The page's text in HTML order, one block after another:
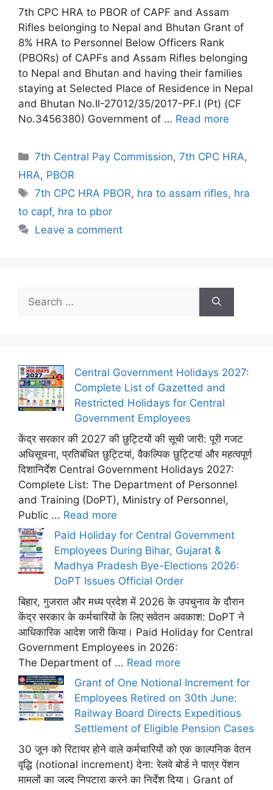
7th CPC HRA to PBOR of CAPF and Assam
Rifles belonging to Nepal and Bhutan Grant of
8% HRA to Personnel Below Officers Rank
(PBORs) of CAPFs and Assam Rifles belonging
to Nepal and Bhutan and having their families
staying at Selected Place of Residence in Nepal
and Bhutan No.II-27012/35/2017-PF.I (Pt) (CF
No.3456380) Government of … Read more
Categories
7th Central Pay Commission,7th CPC HRA,
HRA, PBOR
Tags
7th CPC HRA PBOR, hra to assam rifles, hra
to capf, hra to pbor
Leave a comment
Search
for:
Central Government Holidays 2027:
Complete List of Gazetted and
Restricted Holidays for Central
Government Employees
केंद्र सरकार की 2027 की छुट्टियों की सूची जारी: पूरी गजट
अधिसूचना, प्रतिबंधित छुट्टियां, वैकल्पिक छुट्टियां और महत्वपूर्ण
दिशानिर्देश Central Government Holidays 2027:
Complete List: The Department of Personnel
and Training (DoPT), Ministry of Personnel,
Public ... Read more
Paid Holiday for Central Government
Employees During Bihar, Gujarat &
Madhya Pradesh Bye-Elections 2026:
DoPT Issues Official Order
बिहार, गुजरात और मध्य प्रदेश में 2026 के उपचुनाव के दौरान
केंद्र सरकार के कर्मचारियों के लिए सवेतन अवकाश: DoPT ने
आधिकारिक आदेश जारी किया। Paid Holiday for Central
Government Employees in 2026:
The Department of ... Read more
Grant of One Notional Increment for
Employees Retired on 30th June:
Railway Board Directs Expeditious
Settlement of Eligible Pension Cases
30 जून को रिटायर होने वाले कर्मचारियों को एक काल्पनिक वेतन
वृद्धि (notional increment) देना: रेलवे बोर्ड ने पात्र पेंशन
मामलों का जल्द निपटारा करने का निर्देश दिया। Grant of